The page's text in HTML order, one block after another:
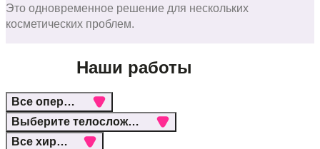
Это одновременное решение для нескольких
косметических проблем.
Наши работы
Все операции
Выберите телосложение
Все хирурги